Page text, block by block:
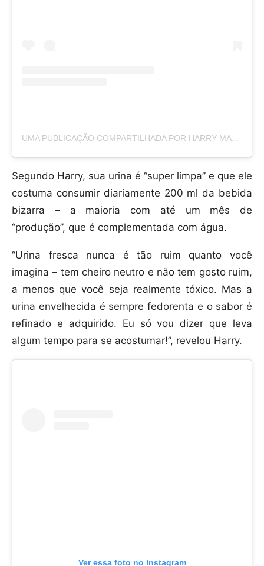
UMA PUBLICAÇÃO COMPARTILHADA POR HARRY MATADEEN (@HOLISTICHEALTHWITHHARRY)
Segundo Harry, sua urina é “super limpa” e que ele
costuma consumir diariamente 200 ml da bebida
bizarra – a maioria com até um mês de
“produção”, que é complementada com água.
“Urina fresca nunca é tão ruim quanto você
imagina – tem cheiro neutro e não tem gosto ruim,
a menos que você seja realmente tóxico. Mas a
urina envelhecida é sempre fedorenta e o sabor é
refinado e adquirido. Eu só vou dizer que leva
algum tempo para se acostumar!”, revelou Harry.
Ver essa foto no Instagram